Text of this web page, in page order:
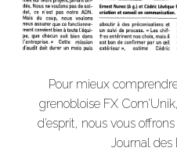
Pour mieux
grenobloise FX
d’esprit, nous vous
Journal des